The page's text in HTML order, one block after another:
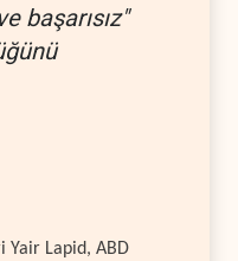
başarısız"
Yair Lapid, ABD